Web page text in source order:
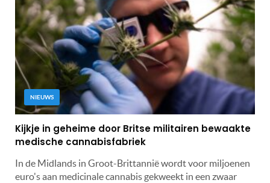
NIEUWS
Kijkje in geheime door Britse militairen bewaakte
medische cannabisfabriek
In de Midlands in Groot-Brittannië wordt voor miljoenen
euro's aan medicinale cannabis gekweekt in een zwaar